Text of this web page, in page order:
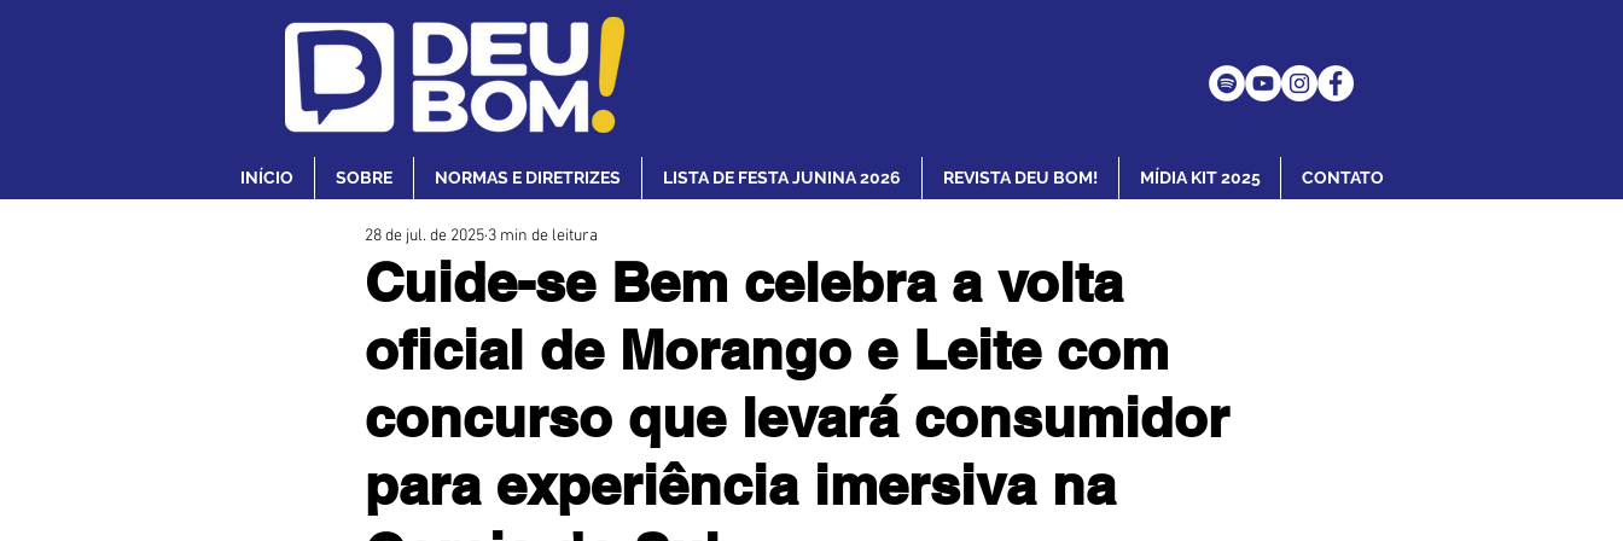
INÍCIO SOBRE NORMAS E DIRETRIZES LISTA DE FESTA JUNINA 2026 REVISTA DEU BOM! MÍDIA KIT 2025 CONTATO
Cuide-se Bem celebra a volta
oficial de Morango e Leite com
concurso que levará consumidor
para experiência imersiva na
28 de jul. de 2025 3 min de leitura